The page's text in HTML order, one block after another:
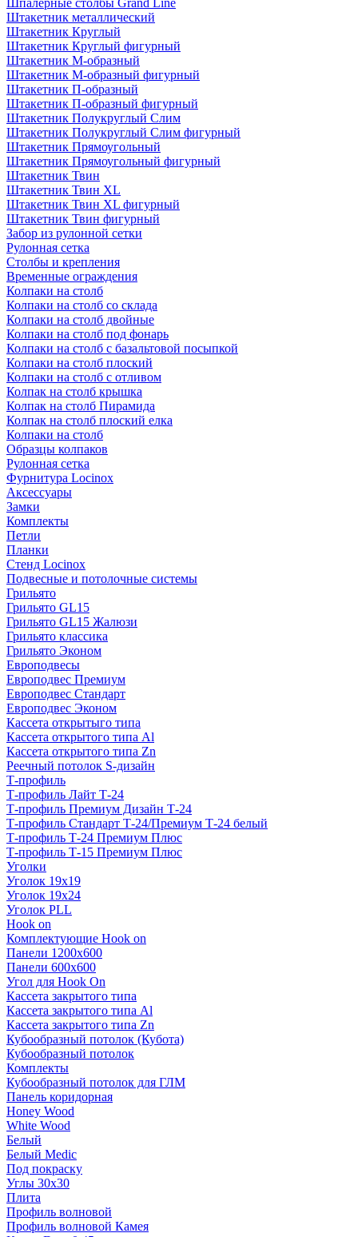
Шпалерные столбы Grand Line
Штакетник металлический
Штакетник Круглый
Штакетник Круглый фигурный
Штакетник М-образный
Штакетник М-образный фигурный
Штакетник П-образный
Штакетник П-образный фигурный
Штакетник Полукруглый Слим
Штакетник Полукруглый Слим фигурный
Штакетник Прямоугольный
Штакетник Прямоугольный фигурный
Штакетник Твин
Штакетник Твин XL
Штакетник Твин XL фигурный
Штакетник Твин фигурный
Забор из рулонной сетки
Рулонная сетка
Столбы и крепления
Временные ограждения
Колпаки на столб
Колпаки на столб со склада
Колпаки на столб двoйные
Колпаки на столб под фонарь
Колпаки на столб с базальтовой посыпкой
Колпаки на столб плоский
Колпаки на столб с отливом
Колпак на столб крышка
Колпак на столб Пирамида
Колпак на столб плоский елка
Колпаки на столб
Образцы колпаков
Рулонная сетка
Фурнитура Locinox
Аксессуары
Замки
Комплекты
Петли
Планки
Стенд Locinox
Подвесные и потолочные системы
Грильято
Грильято GL15
Грильято GL15 Жалюзи
Грильято классика
Грильято Эконом
Европодвесы
Европодвес Премиум
Европодвес Стандарт
Европодвес Эконом
Кассета открытыго типа
Кассета открытого типа Al
Кассета открытого типа Zn
Реечный потолок S-дизайн
Т-профиль
Т-профиль Лайт Т-24
Т-профиль Премиум Дизайн Т-24
Т-профиль Стандарт Т-24/Премиум Т-24 белый
Т-профиль Т-24 Премиум Плюс
Т-профиль Т-15 Премиум Плюс
Уголки
Уголок 19х19
Уголок 19х24
Уголок PLL
Hook on
Комплектующие Hook on
Панели 1200х600
Панели 600х600
Угол для Hook On
Кассета закрытого типа
Кассета закрытого типа Al
Кассета закрытого типа Zn
Кубообразный потолок (Кубота)
Кубообразный потолок
Комплекты
Кубообразный потолок для ГЛМ
Панель коридорная
Honey Wood
White Wood
Белый
Белый Medic
Под покраску
Углы 30х30
Плита
Профиль волновой
Профиль волновой Камея